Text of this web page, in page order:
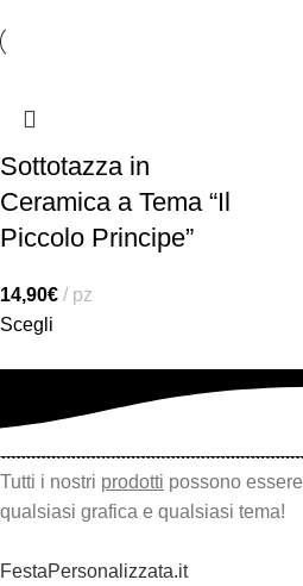
Sottotazza in
Ceramica a Tema “Il
Piccolo Principe”
14,90€
pz
Scegli
Tutti i nostri prodotti possono essere
qualsiasi grafica e qualsiasi tema!
FestaPersonalizzata.it